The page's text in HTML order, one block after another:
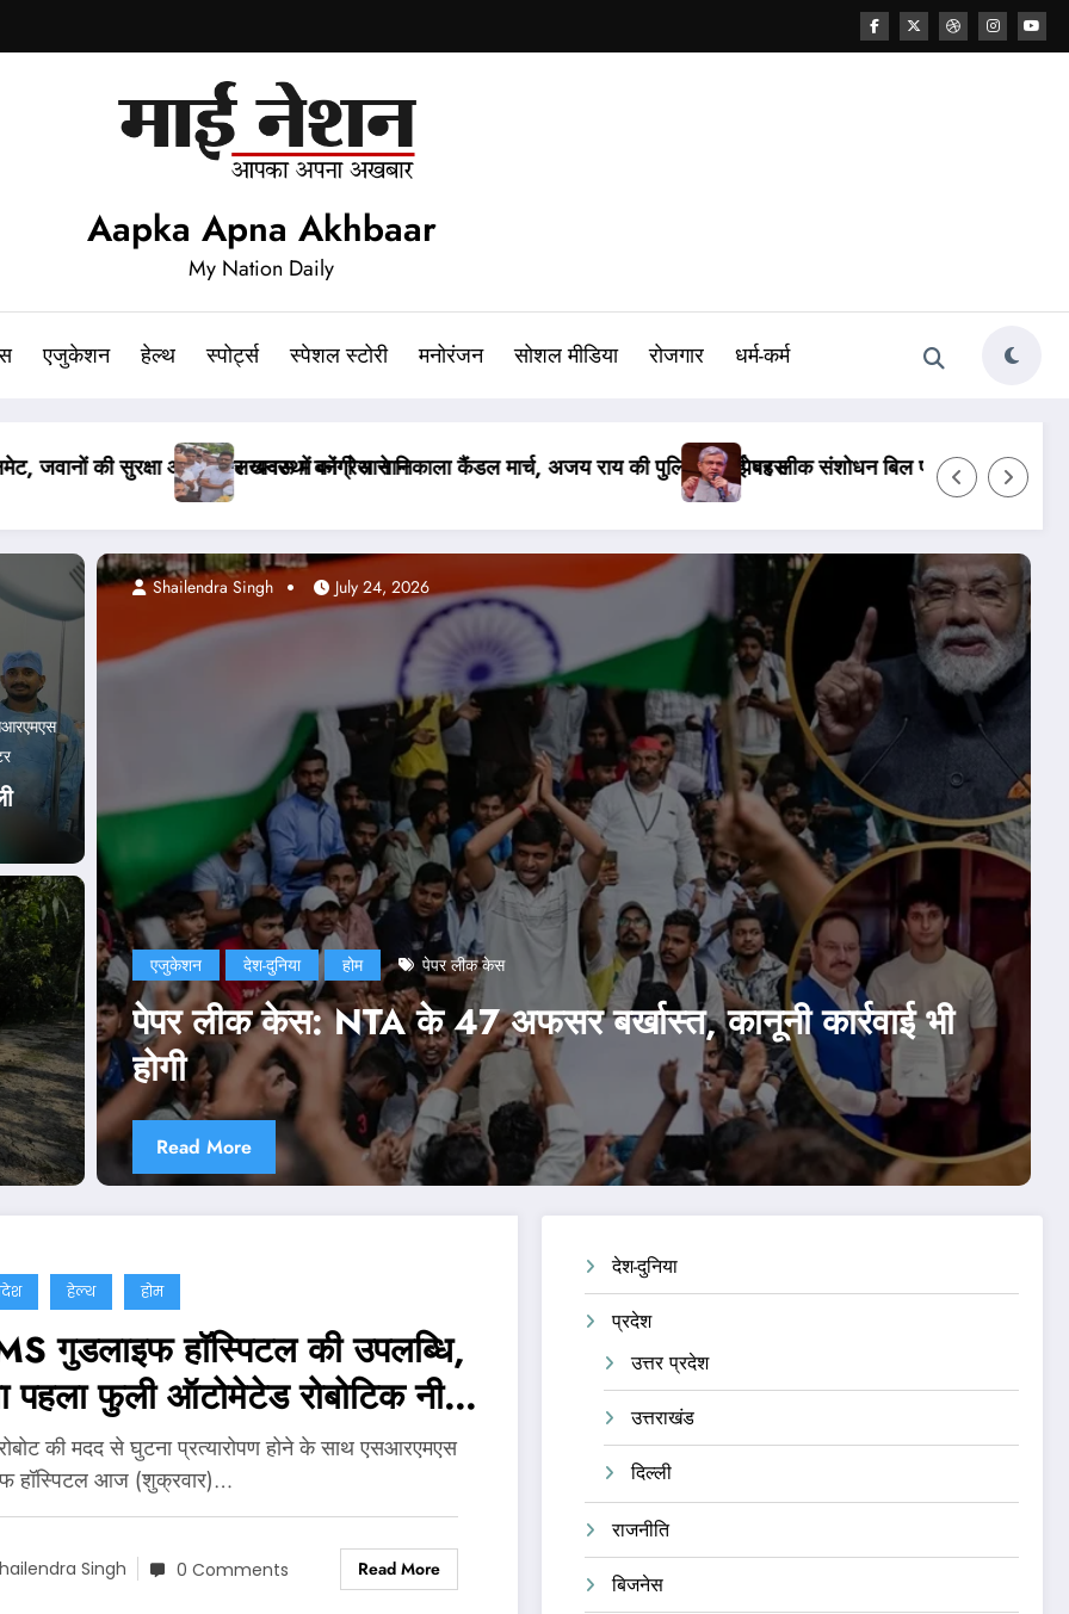
Aapka Apna Akhbaar
My Nation Daily
एजुकेशन हेल्थ स्पोर्ट्स स्पेशल स्टोरी मनोरंजन सोशल मीडिया रोजगार धर्म-कर्म
पुलिस से हुई बहसपेपर लीक संशोधन बिल पर मंत्री वैष्णव ने नहीं दिया जवाब, PM मोदी ने कही थी सख्त कानून लाने की बात
पेपर लीक केस: NTA के 47 अफसर बर्खास्त, कानूनी
भी
एजुकेशन दिल्ली देश-दुनिया राजनीति
NEET Paper Leak: सरकार ने मानी CJP की दो डिमांड! जेपी
नड्डा ने भी जारी किया बयान
Read More
Abhishek pandey July 24, 2026
हेल्थ होम
गुडलाइफ हॉस्पिटल की उपलब्धि,
पहला फुली ऑटोमेटेड रोबोटिक नी
की मदद से घुटना प्रत्यारोपण होने के साथ एसआरएमएस
हॉस्पिटल आज (शुक्रवार)…
Singh 0 Comments Read More
देश-दुनिया
प्रदेश
उत्तर प्रदेश
उत्तराखंड
दिल्ली
राजनीति
बिजनेस